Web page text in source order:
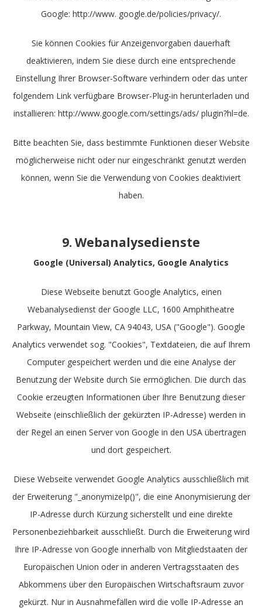
Google: http://www. google.de/policies/privacy/.
Sie können Cookies für Anzeigenvorgaben dauerhaft
deaktivieren, indem Sie diese durch eine entsprechende
Einstellung Ihrer Browser-Software verhindern oder das unter
folgendem Link verfügbare Browser-Plug-in herunterladen und
installieren: http://www.google.com/settings/ads/ plugin?hl=de.
Bitte beachten Sie, dass bestimmte Funktionen dieser Website
möglicherweise nicht oder nur eingeschränkt genutzt werden
können, wenn Sie die Verwendung von Cookies deaktiviert
haben.
9. Webanalysedienste
Google (Universal) Analytics, Google Analytics
Diese Webseite benutzt Google Analytics, einen
Webanalysedienst der Google LLC, 1600 Amphitheatre
Parkway, Mountain View, CA 94043, USA ("Google"). Google
Analytics verwendet sog. "Cookies", Textdateien, die auf Ihrem
Computer gespeichert werden und die eine Analyse der
Benutzung der Website durch Sie ermöglichen. Die durch das
Cookie erzeugten Informationen über Ihre Benutzung dieser
Webseite (einschließlich der gekürzten IP-Adresse) werden in
der Regel an einen Server von Google in den USA übertragen
und dort gespeichert.
Diese Webseite verwendet Google Analytics ausschließlich mit
der Erweiterung "_anonymizeIp()", die eine Anonymisierung der
IP-Adresse durch Kürzung sicherstellt und eine direkte
Personenbeziehbarkeit ausschließt. Durch die Erweiterung wird
Ihre IP-Adresse von Google innerhalb von Mitgliedstaaten der
Europäischen Union oder in anderen Vertragsstaaten des
Abkommens über den Europäischen Wirtschaftsraum zuvor
gekürzt. Nur in Ausnahmefällen wird die volle IP-Adresse an